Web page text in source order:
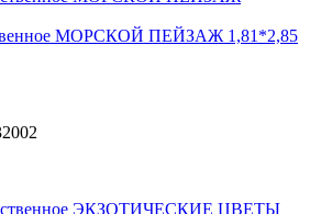
МОРСКОЙ ПЕЙЗАЖ 1,81*2,85